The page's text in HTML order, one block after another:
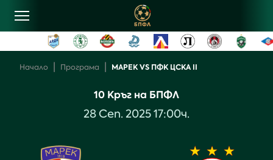
Начало Програма МАРЕК VS ПФК ЦСКА II
10 Кръг на БПФЛ
28Сеп. 202517:00ч.